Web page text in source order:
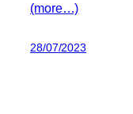
(more…)
28/07/2023